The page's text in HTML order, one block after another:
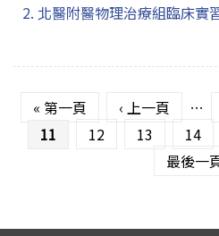
2. 北醫附醫物理治療組臨床實
« 第一頁 ‹ 上一頁 …
11
12 13 14
最後一